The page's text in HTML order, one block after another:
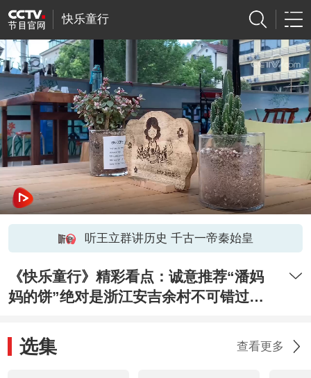
快乐童行
听王立群讲历史 千古一帝秦始皇
《快乐童行》精彩看点：诚意推荐“潘妈
妈的饼”绝对是浙江安吉余村不可错过的
选集 查看更多